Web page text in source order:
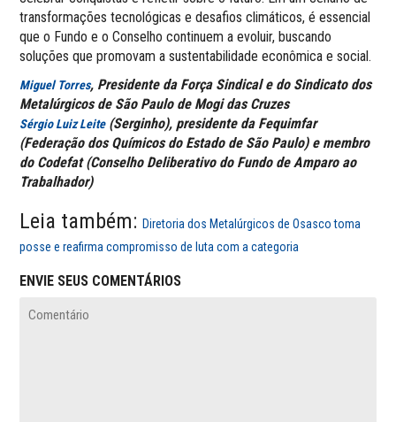
transformações tecnológicas e desafios climáticos, é essencial
que o Fundo e o Conselho continuem a evoluir, buscando
soluções que promovam a sustentabilidade econômica e social.
Miguel Torres, Presidente da Força Sindical e do Sindicato dos
Metalúrgicos de São Paulo de Mogi das Cruzes
Sérgio Luiz Leite(Serginho), presidente da Fequimfar
(Federação dos Químicos do Estado de São Paulo) e membro
do Codefat (Conselho Deliberativo do Fundo de Amparo ao
Trabalhador)
Leia também:Diretoria dos Metalúrgicos de Osasco toma
posse e reafirma compromisso de luta com a categoria
ENVIE SEUS COMENTÁRIOS